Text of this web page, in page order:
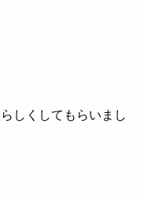
しくしてもらいまし